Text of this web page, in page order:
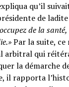
qu’il
de
de la
Par la suite,
arbitral qui
la démarche
il rapporta